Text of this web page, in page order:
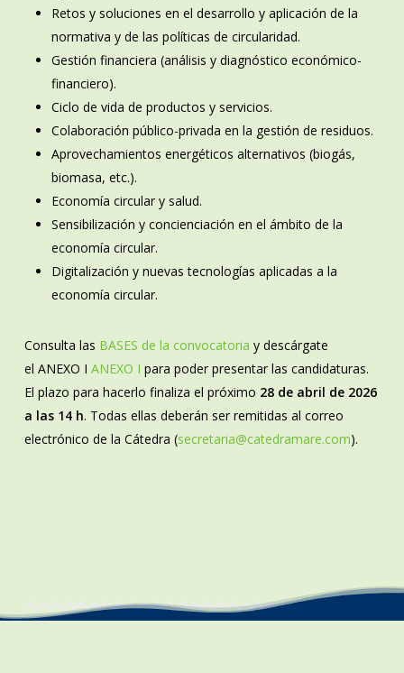
Retos y soluciones en el desarrollo y aplicación de la
normativa y de las políticas de circularidad.
Gestión financiera (análisis y diagnóstico económico-
financiero).
Ciclo de vida de productos y servicios.
Colaboración público-privada en la gestión de residuos.
Aprovechamientos energéticos alternativos (biogás,
biomasa, etc.).
Economía circular y salud.
Sensibilización y concienciación en el ámbito de la
economía circular.
Digitalización y nuevas tecnologías aplicadas a la
economía circular.
Consulta las BASES de la convocatoria y descárgate
el ANEXO I ANEXO I para poder presentar las candidaturas.
El plazo para hacerlo finaliza el próximo 28 de abril de 2026
a las 14 h. Todas ellas deberán ser remitidas al correo
electrónico de la Cátedra (secretaria@catedramare.com).